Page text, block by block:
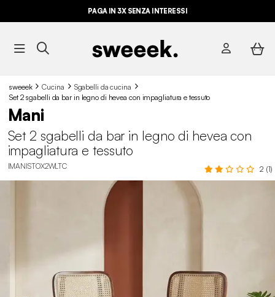
PAGA IN 3X SENZA INTERESSI
sweeek Cucina
Sgabelli da cucina​
Set 2 sgabelli da bar in legno di hevea con impagliatura e tessuto
Mani
Set 2 sgabelli da bar in legno di hevea con
impagliatura e tessuto
IMANISTOX2WLTC 2 (1)